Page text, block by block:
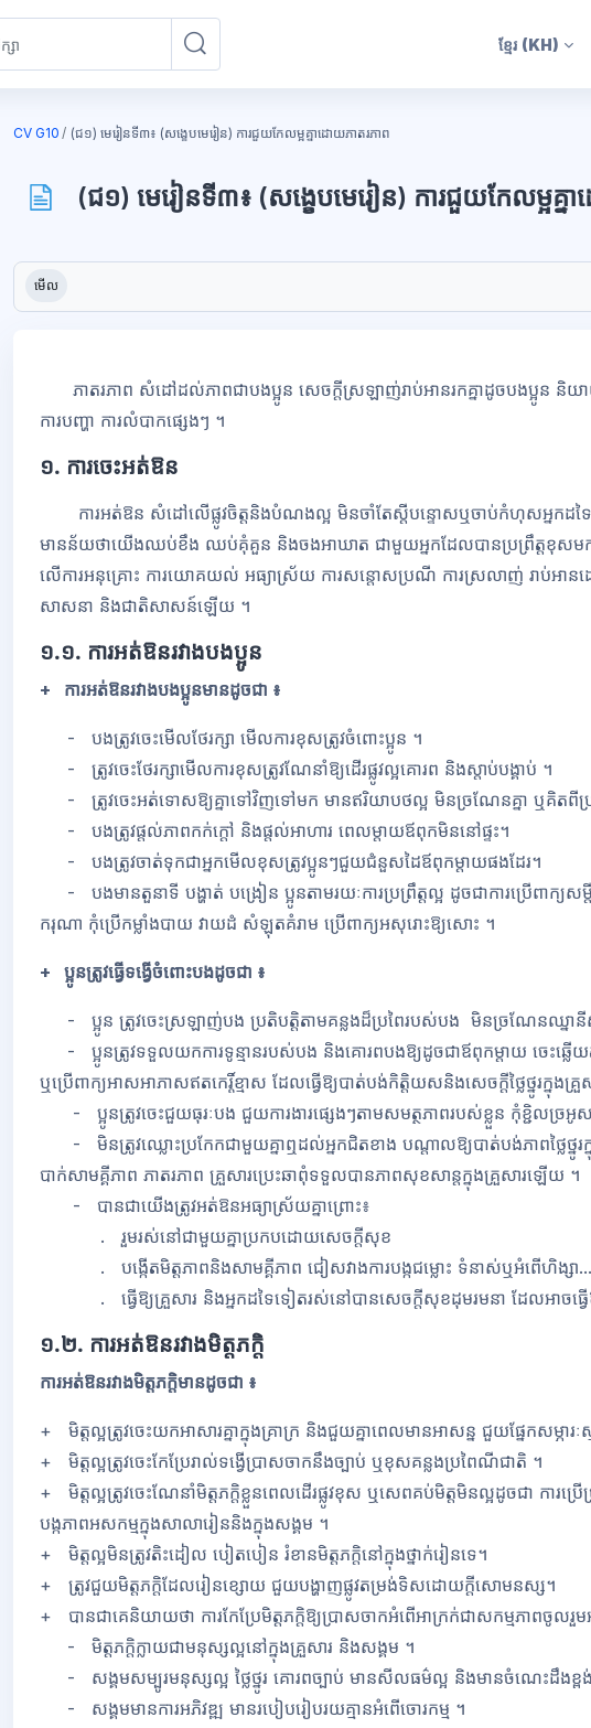
ខ្មែរ (KH)
CV G10 (ជ១) មេរៀនទី៣៖ (សង្ខេបមេរៀន) ការជួយកែលម្អគ្នាដោយភាតរភាព
(ជ១) មេរៀនទី៣៖ (សង្ខេបមេរៀន) ការជួយកែលម្អគ្ន
ប្លុក
តម្រូវការសម្រាប់ការបញ្ចប់
មើល
ភាតរភាព សំដៅដល់ភាពជាបងប្អូន សេចក្ដីស្រឡាញ់រាប់អានរកគ្នាដូចបងប្អូន និយា
ការបញ្ហា ការលំបាកផ្សេងៗ ។
១. ការចេះអត់ឱន
ការអត់ឱន សំដៅលើផ្លូវចិត្តនិងបំណងល្អ មិនចាំតែស្ដីបន្ទោសឬចាប់កំហុសអ្នកដទៃ
មានន័យថាយើងឈប់ខឹង ឈប់គុំគួន និងចងអាឃាត ជាមួយអ្នកដែលបានប្រព្រឹត្តខុសម
លើការអនុគ្រោះ ការយោគយល់ អធ្យាស្រ័យ ការសន្តោសប្រណី ការស្រលាញ់ រាប់អាន
សាសនា និងជាតិសាសន៍ឡើយ ។
១.១.​ ការអត់ឱនរវាងបងប្អូន
+ ការអត់ឱនរវាងបងប្អូនមានដូចជា ៖
- បងត្រូវចេះមើលថែរក្សា មើលការខុសត្រូវចំពោះប្អូន ។
- ត្រូវចេះថែរក្សាមើលការខុសត្រូវណែនាំឱ្យដើរផ្លូវល្អគោរព និងស្តាប់បង្គាប់ ។
- ត្រូវចេះអត់ទោសឱ្យគ្នាទៅវិញទៅមក មានឥរិយាបថល្អ មិនច្រណែនគ្នា ឬគិតពីប្
- បងត្រូវផ្តល់ភាពកក់ក្ដៅ និងផ្តល់អាហារ ពេលម្ដាយឪពុកមិននៅផ្ទះ។
- បងត្រូវចាត់ទុកជាអ្នកមើលខុសត្រូវប្អូនៗជួយជំនួសដៃឪពុកម្ដាយផងដែរ។
- បងមានតួនាទី បង្ហាត់ បង្រៀន ប្អូនតាមរយៈការប្រព្រឹត្តល្អ ដូចជាការប្រើពាក្យសម្
ករុណា កុំប្រើកម្លាំងបាយ វាយដំ សំឡុតគំរាម ប្រើពាក្យអសុរោះឱ្យសោះ ។
+ ប្អូនត្រូវធ្វើទង្វើចំពោះបងដូចជា ៖
- ប្អូន ត្រូវចេះស្រឡាញ់បង ប្រតិបត្តិតាមគន្លងដ៏ប្រពៃរបស់បង មិនច្រណែនឈ្នា
- ប្អូនត្រូវទទួលយកការទូន្មានរបស់បង និងគោរពបងឱ្យដូចជាឪពុកម្ដាយ ចេះឆ្ល
ឬប្រើពាក្យអាសអាភាសឥតកេរ្តិ៍ខ្មាស ដែលធ្វើឱ្យបាត់បង់កិត្តិយសនិងសេចក្ដីថ្លៃថ្នូរក្នុងគ្រួ
- ប្អូនត្រូវចេះជួយធុរៈបង ជួយការងារផ្សេងៗតាមសមត្ថភាពរបស់ខ្លួន កុំខ្ជិលច្រអូ
- មិនត្រូវឈ្លោះប្រកែកជាមួយគ្នាឮដល់អ្នកជិតខាង បណ្ដាលឱ្យបាត់បង់ភាពថ្លៃថ្នូរក្នុង
បាក់សាមគ្គីភាព ភាតរភាព គ្រួសារប្រេះឆាពុំទទួលបានភាពសុខសាន្ដក្នុងគ្រួសារឡើយ ។
- បានជាយើងត្រូវអត់ឱនអធ្យាស្រ័យគ្នាព្រោះ៖
. រួមរស់នៅជាមួយគ្នាប្រកបដោយសេចក្តីសុខ
. បង្កើតមិត្តភាពនិងសាមគ្គីភាព ជៀសវាងការបង្កជម្លោះ ទំនាស់ឬអំពើហិង្សា...
. ធ្វើឱ្យគ្រួសារ និងអ្នកដទៃទៀតរស់នៅបានសេចក្តីសុខដុមរមនា ដែលអាចធ្វើ
១.២. ការអត់ឱនរវាងមិត្តភក្តិ
ការអត់ឱនរវាងមិត្តភក្ដិមានដូចជា ៖
+ មិត្តល្អត្រូវចេះយកអាសារគ្នាក្នុងគ្រាក្រ និងជួយគ្នាពេលមានអាសន្ន ជួយផ្នែកសម្ភារៈ
+ មិត្តល្អត្រូវចេះកែប្រែរាល់ទង្វើប្រាសចាកនឹងច្បាប់ ឬខុសគន្លងប្រពៃណីជាតិ ។
+ មិត្តល្អត្រូវចេះណែនាំមិត្តភក្តិខ្លួនពេលដើរផ្លូវខុស ឬសេពគប់មិត្តមិនល្អដូចជា ការប្រើ
បង្កភាពអសកម្មក្នុងសាលារៀននិងក្នុងសង្គម ។
+ មិត្តល្អមិនត្រូវតិះដៀល បៀតបៀន រំខានមិត្តភក្តិនៅក្នុងថ្នាក់រៀនទេ។
+ ត្រូវជួយមិត្តភក្តិដែលរៀនខ្សោយ ជួយបង្ហាញផ្លូវតម្រង់ទិសដោយក្ដីសោមនស្ស។
+ បានជាគេនិយាយថា ការកែប្រែមិត្តភក្តិឱ្យប្រាសចាកអំពើអាក្រក់ជាសកម្មភាពចូលរួ
- មិត្តភក្តិក្លាយជាមនុស្សល្អនៅក្នុងគ្រួសារ និងសង្គម ។
- សង្គមសម្បូរមនុស្សល្អ ថ្លៃថ្នូរ គោរពច្បាប់ មានសីលធម៌ល្អ និងមានចំណេះដឹងខ្ព
- សង្គមមានការអភិវឌ្ឍ មានរបៀបរៀបរយគ្មានអំពើចោរកម្ម ។